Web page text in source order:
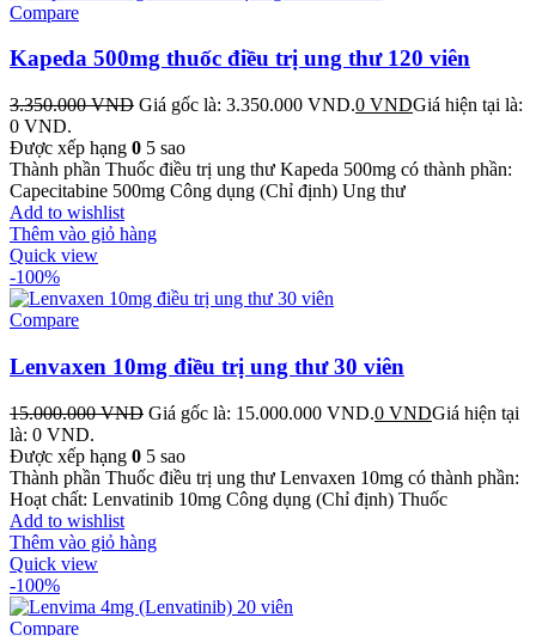
Compare
Kapeda 500mg thuốc điều trị ung thư 120 viên
3.350.000VND Giá gốc là: 3.350.000 VND.0 VNDGiá hiện tại là:
0 VND.
Được xếp hạng 0 5 sao
Thành phần Thuốc điều trị ung thư Kapeda 500mg có thành phần:
Capecitabine 500mg Công dụng (Chỉ định) Ung thư
Add to wishlist
Thêm vào giỏ hàng
Quick view
-100%
Compare
Lenvaxen 10mg điều trị ung thư 30 viên
15.000.000VND Giá gốc là: 15.000.000 VND.0 VNDGiá hiện tại
là: 0 VND.
Được xếp hạng 0 5 sao
Thành phần Thuốc điều trị ung thư Lenvaxen 10mg có thành phần:
Hoạt chất: Lenvatinib 10mg Công dụng (Chỉ định) Thuốc
Add to wishlist
Thêm vào giỏ hàng
Quick view
-100%
Compare